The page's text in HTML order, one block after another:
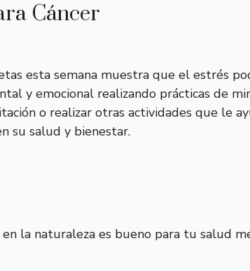
Cáncer
esta semana muestra que el estrés
y emocional realizando prácticas de
o realizar otras actividades que le
su salud y bienestar.
la naturaleza es bueno para tu salud